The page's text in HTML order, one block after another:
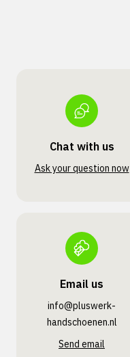
Chat with us
Ask your question now
Email us
info@pluswerk­
handschoenen.nl
Send email